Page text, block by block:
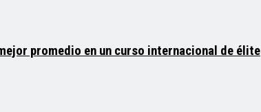
promedio en un curso internacional de élite